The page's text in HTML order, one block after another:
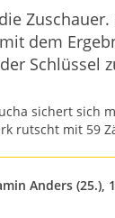
dem
Schlüssel
sichert sich
rutscht mit 59
Anders (25.),